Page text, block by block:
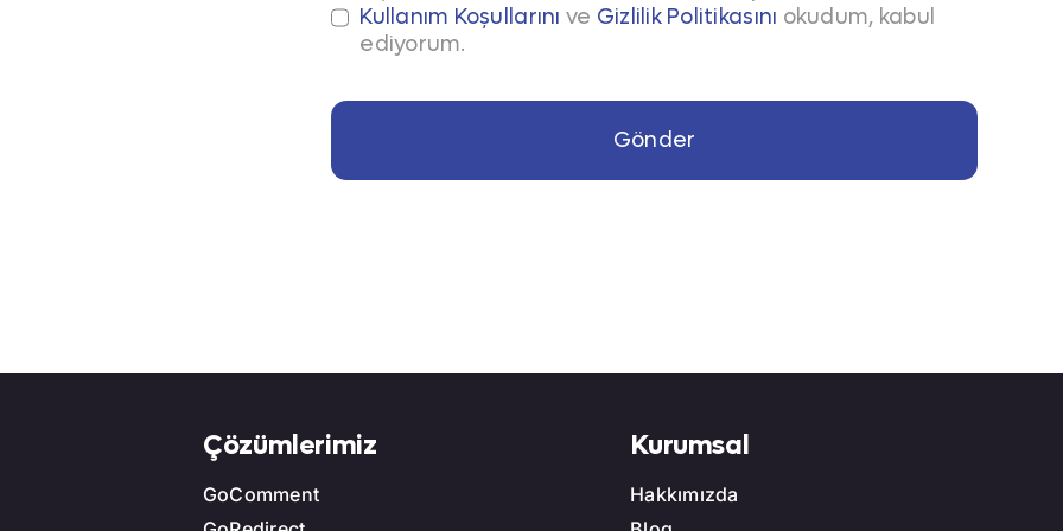
bir akışta yer alması gerekir. Bu nedenle yayıncı ile entegre şekilde hazırlanan “branded
verir. Örneğin, yayın sırasında markanın sponsorluğunda düzenlenen çekilişler ya da ürün
de marka algısını güçlendirir.
verileri markalara sunulabildiği için yatırımların geri dönüşü net olarak takip edilebilir.
Kullanım Koşullarını ve Gizlilik Politikasını okudum, kabul
ediyorum.
Gönder
Çözümlerimiz
GoComment
Kurumsal
Hakkımızda